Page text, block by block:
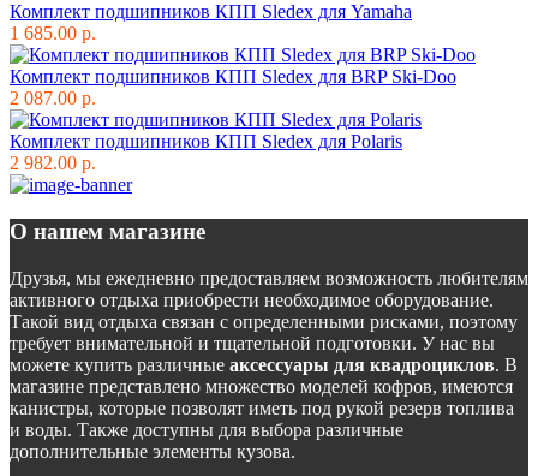
Комплект подшипников КПП Sledex для Yamaha
1 685.00 р.
Комплект подшипников КПП Sledex для BRP Ski-Doo
2 087.00 р.
Комплект подшипников КПП Sledex для Polaris
2 982.00 р.
О нашем магазине
Друзья, мы ежедневно предоставляем возможность любителям
активного отдыха приобрести необходимое оборудование.
Такой вид отдыха связан с определенными рисками, поэтому
требует внимательной и тщательной подготовки. У нас вы
можете купить различные аксессуары для квадроциклов. В
магазине представлено множество моделей кофров, имеются
канистры, которые позволят иметь под рукой резерв топлива
и воды. Также доступны для выбора различные
дополнительные элементы кузова.